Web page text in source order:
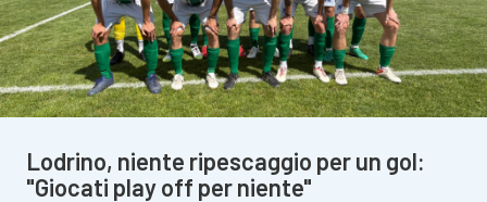
Lodrino, niente ripescaggio per un gol:
"Giocati play off per niente"